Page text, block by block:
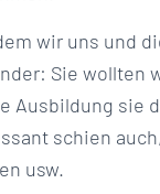
wir uns und
Sie wollten
Ausbildung sie
schien
usw.